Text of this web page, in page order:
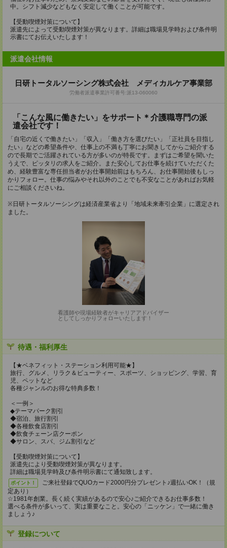
中。シフト減少などもなく安定して働くことが可能です。
【受動喫煙対策について】
派遣先によって受動喫煙対策が異なります。詳細は職場見学時および条件明
示書にてお伝えいたします！
派遣会社情報
日研トータルソーシング株式会社 メディカルケア事業部
労働者派遣事業許可番号:派13-060060
「こんな風に働きたい」をサポート＊介護職専門の派
遣会社です！
「自宅の近くで働きたい」「収入」「働き方を選びたい」「正社員を目指し
たい」などの希望条件や、仕事上の不満も丁寧にお聞きしてからご紹介する
ので長期でご活躍されている方が多いのが特長です。まずはご希望を聞いた
うえで、ピッタリの求人をご紹介。また安心してお仕事を続けていただくた
め、経験豊富な専任担当者がお仕事開始前はもちろん、お仕事開始後もしっ
かりフォロー。仕事の悩みやそれ以外のことでも不安なことがあればお気軽
にご相談くださいね。
※日研トータルソーシングは経済産業省より「地域未来牽引企業」に選定され
ました。
看護師や現場経験者がキャリアアドバイザー
としてしっかりフォローいたします！
待遇・福利厚生
【★ベネフィット・ステーション利用可能★】
旅行、グルメ、リラク＆ビューティー、スポーツ、ショッピング、学習、育
児、ペットなど
各種ジャンルのお得な特典多数！
＜一例＞
◆テーマパーク割引
◆宿泊、旅行割引
◆各種飲食店割引
◆飲食チェーン店クーポン
◆サロン、スパ、ジム割引など
【受動喫煙対策について】
派遣先により受動喫煙対策が異なります。
詳細は職場見学時及び条件明示書にて通知致します。
ポイント！
ご来社登録でQUOカード2000円分プレゼント♪週払いOK！（規
定あり）
☆1981年創業。長く続く実績があるので安心♪ご紹介できるお仕事多数！
選べる条件が多いって、実は重要なこと。安心の「ニッケン」で一緒に働き
ましょう♪
登録について